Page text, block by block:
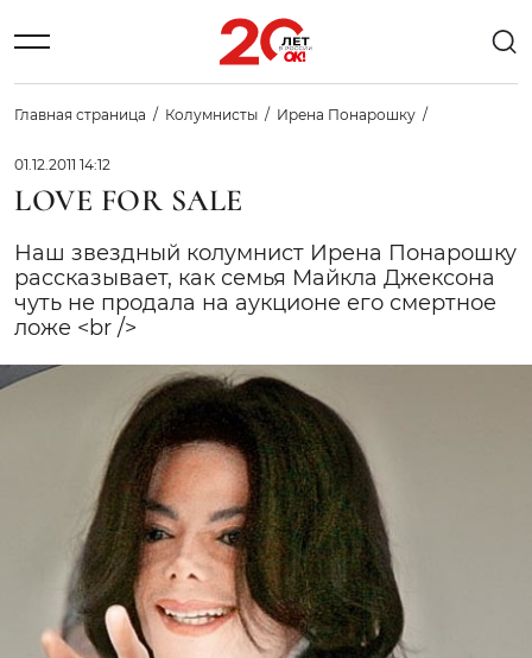
Главная страница Колумнисты Ирена Понарошку
01.12.2011 14:12
LOVE FOR SALE
Наш звездный колумнист Ирена Понарошку
рассказывает, как семья Майкла Джексона
чуть не продала на аукционе его смертное
ложе <br />